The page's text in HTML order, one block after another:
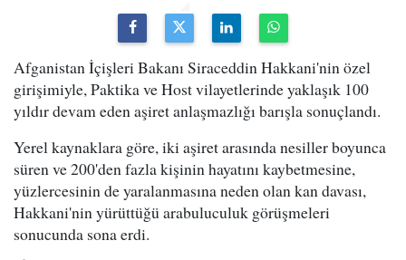
Afganistan İçişleri Bakanı Siraceddin Hakkani'nin özel
girişimiyle, Paktika ve Host vilayetlerinde yaklaşık 100
yıldır devam eden aşiret anlaşmazlığı barışla sonuçlandı.
Yerel kaynaklara göre, iki aşiret arasında nesiller boyunca
süren ve 200'den fazla kişinin hayatını kaybetmesine,
yüzlercesinin de yaralanmasına neden olan kan davası,
Hakkani'nin yürüttüğü arabuluculuk görüşmeleri
sonucunda sona erdi.